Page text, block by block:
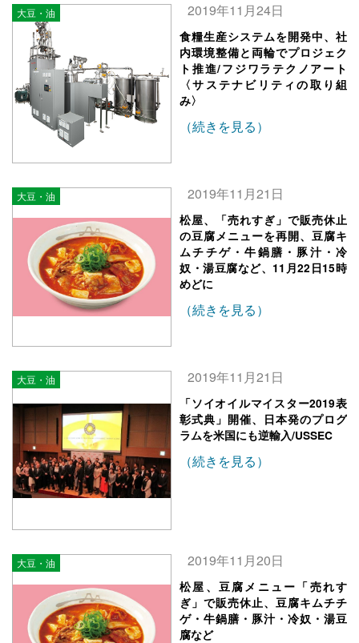
大豆・油 2019年11月24日
食糧生産システムを開発中、社
内環境整備と両輪でプロジェク
ト推進/フジワラテクノアート
〈サステナビリティの取り組
み〉
（続きを見る）
大豆・油 2019年11月21日
松屋、「売れすぎ」で販売休止
の豆腐メニューを再開、豆腐キ
ムチチゲ・牛鍋膳・豚汁・冷
奴・湯豆腐など、11月22日15時
めどに
（続きを見る）
大豆・油 2019年11月21日
「ソイオイルマイスター2019表
彰式典」開催、日本発のプログ
ラムを米国にも逆輸入/USSEC
（続きを見る）
大豆・油 2019年11月20日
松屋、豆腐メニュー「売れす
ぎ」で販売休止、豆腐キムチチ
ゲ・牛鍋膳・豚汁・冷奴・湯豆
腐など